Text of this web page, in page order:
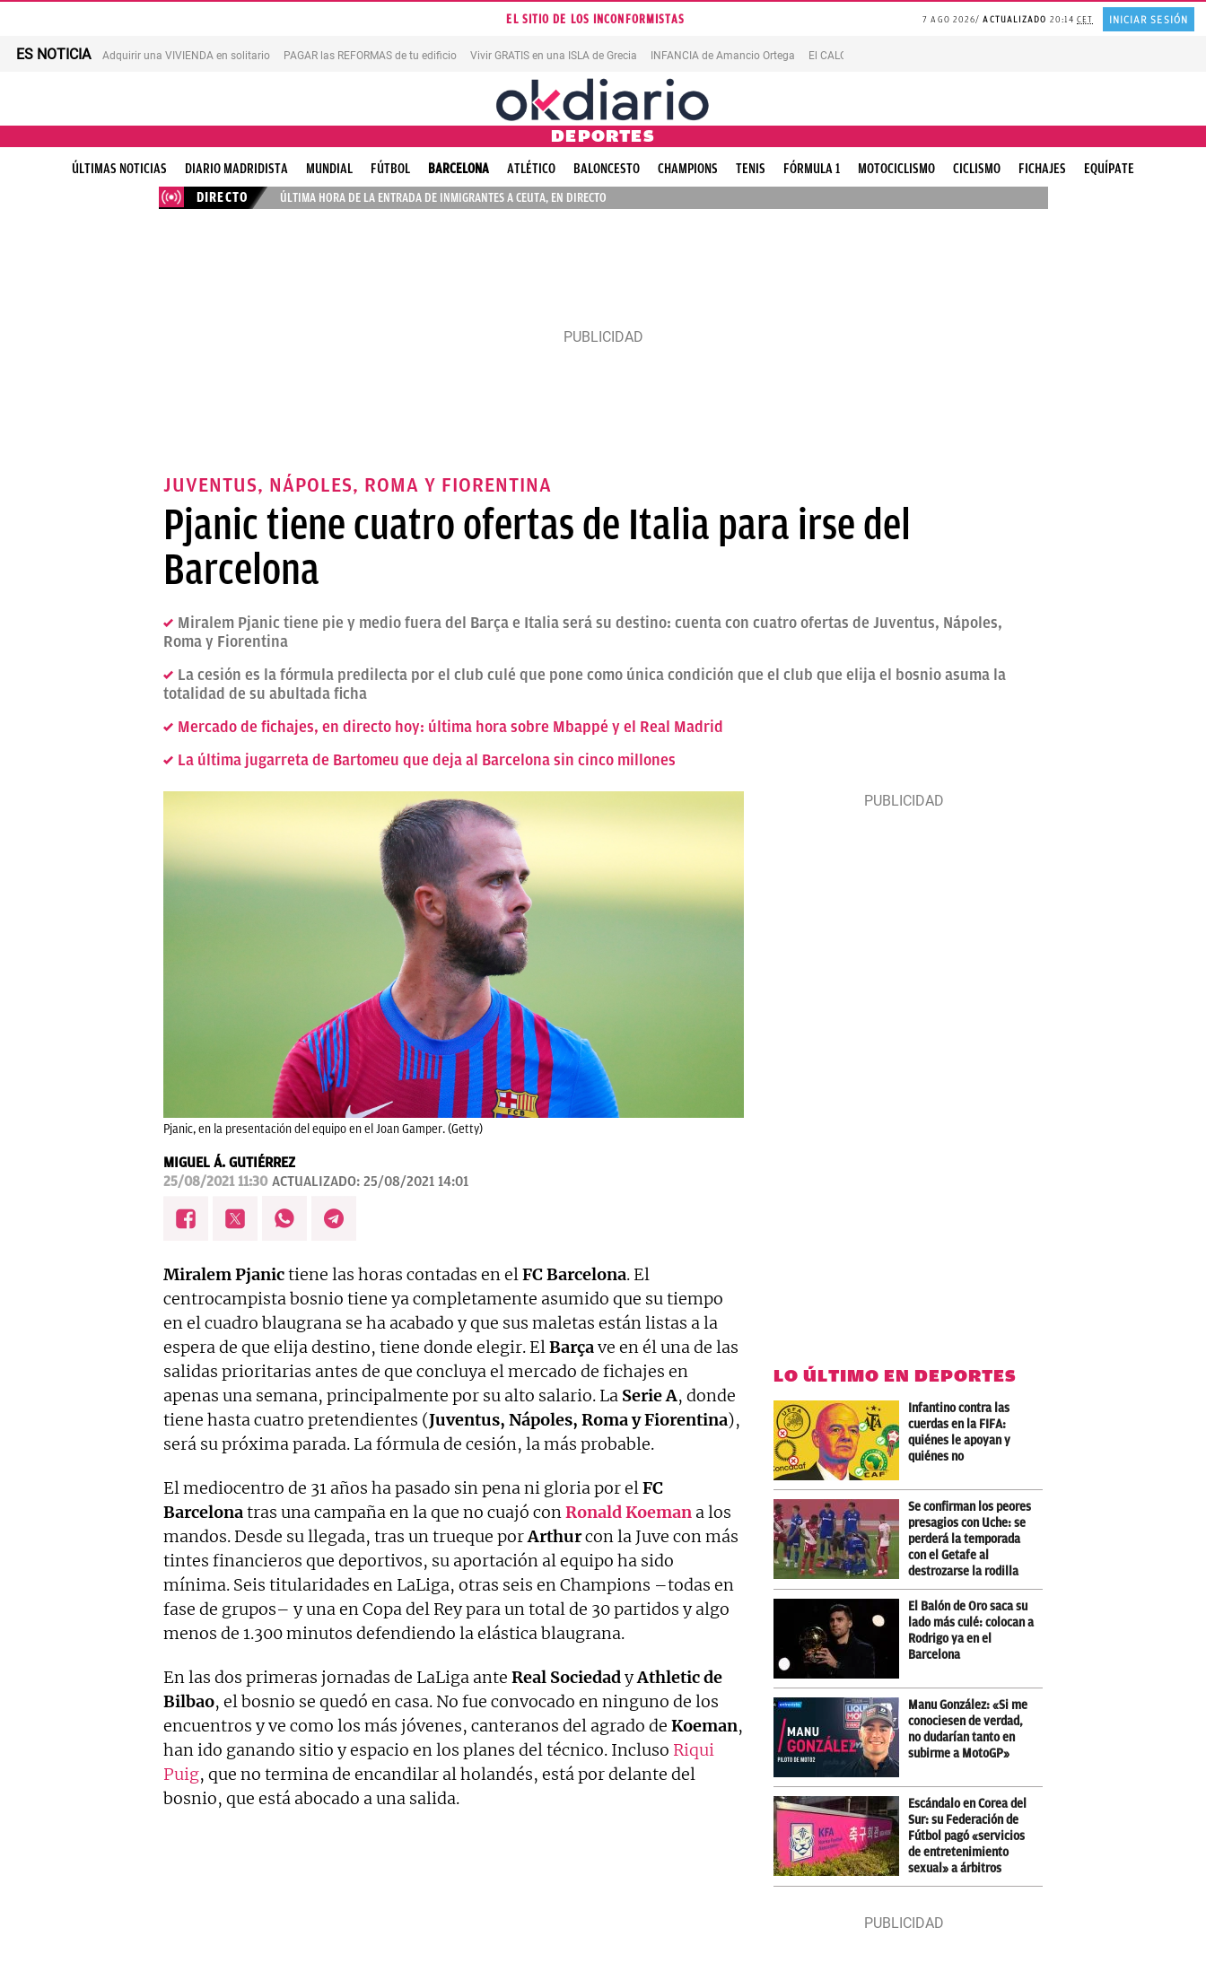
EL SITIO DE LOS INCONFORMISTAS 7 AGO 2026 ACTUALIZADO 20:14CET INICIAR SESIÓN
ES NOTICIA Adquirir una VIVIENDA en solitario PAGAR las REFORMAS de tu edificio Vivir GRATIS en una ISLA de Grecia INFANCIA de Amancio Ortega El CALOR de Suiza
DEPORTES
ÚLTIMAS NOTICIAS DIARIO MADRIDISTA MUNDIAL FÚTBOL BARCELONA ATLÉTICO BALONCESTO CHAMPIONS TENIS FÓRMULA 1 MOTOCICLISMO CICLISMO FICHAJES
EQUÍPATE
DIRECTO
ÚLTIMA HORA DE LA ENTRADA DE INMIGRANTES A CEUTA, EN DIRECTO
JUVENTUS, NÁPOLES, ROMA Y FIORENTINA
Pjanic tiene cuatro ofertas de Italia para irse del
Barcelona
Miralem Pjanic tiene pie y medio fuera del Barça e Italia será su destino: cuenta con cuatro ofertas de Juventus, Nápoles,
Roma y Fiorentina
La cesión es la fórmula predilecta por el club culé que pone como única condición que el club que elija el bosnio asuma la
totalidad de su abultada ficha
Mercado de fichajes, en directo hoy: última hora sobre Mbappé y el Real Madrid
La última jugarreta de Bartomeu que deja al Barcelona sin cinco millones
Pjanic, en la presentación del equipo en el Joan Gamper. (Getty)
MIGUEL Á. GUTIÉRREZ
25/08/2021 11:30 ACTUALIZADO: 25/08/2021 14:01
MiralemPjanictiene las horas contadas en elFCBarcelona. El
centrocampista bosnio tiene ya completamente asumido que su tiempo
en el cuadro blaugrana se ha acabado y que sus maletas están listas a la
espera de que elija destino, tiene donde elegir. ElBarçave en él una de las
salidas prioritarias antes de que concluya el mercado de fichajes en
apenas una semana, principalmente por su alto salario. La SerieA, donde
tiene hasta cuatro pretendientes (Juventus, Nápoles, Roma y Fiorentina),
será su próxima parada. La fórmula de cesión, la más probable.
El mediocentro de 31 años ha pasado sin pena ni gloria por elFC
Barcelonatras una campaña en la que no cuajó conRonaldKoeman a los
mandos. Desde su llegada, tras un trueque porArthurcon la Juve con más
tintes financieros que deportivos, su aportación al equipo ha sido
mínima. Seis titularidades en LaLiga, otras seis en Champions –todas en
fase de grupos– y una en Copa del Rey para un total de 30 partidos y algo
menos de 1.300 minutos defendiendo la elástica blaugrana.
En las dos primeras jornadas de LaLiga ante Real SociedadyAthleticde
Bilbao, el bosnio se quedó en casa. No fue convocado en ninguno de los
encuentros y ve como los más jóvenes, canteranos del agrado de Koeman,
han ido ganando sitio y espacio en los planes del técnico. Incluso Riqui
Puig, que no termina de encandilar al holandés, está por delante del
bosnio, que está abocado a una salida.
LO ÚLTIMO EN DEPORTES
Infantino contra las
cuerdas en la FIFA:
quiénes le apoyan y
quiénes no
Se confirman los peores
presagios con Uche: se
perderá la temporada
con el Getafe al
destrozarse la rodilla
El Balón de Oro saca su
lado más culé: colocan a
Rodrigo ya en el
Barcelona
Manu González: «Si me
conociesen de verdad,
no dudarían tanto en
subirme a MotoGP»
Escándalo en Corea del
Sur: su Federación de
Fútbol pagó «servicios
de entretenimiento
sexual» a árbitros